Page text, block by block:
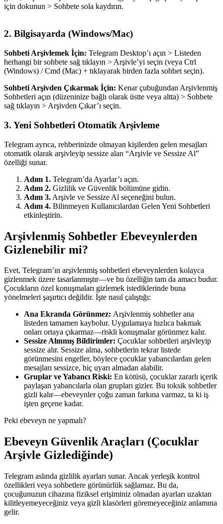
için dokunun > Sohbete sola kaydırın.
2. Bilgisayarda (Windows/Mac)
Sohbeti Arşivlemek İçin: Telegram Desktop’ı açın > Listeden
herhangi bir sohbete sağ tıklayın > Arşivle’yi seçin (veya Ctrl
(Windows) / Cmd (Mac) + tıklayarak birden fazla sohbet seçin).
Sohbeti Arşivden Çıkarmak İçin: Kenar çubuğundan Arşivlenmiş
Sohbetleri açın (düzeninize bağlı olarak üstte veya altta) > Sohbete
sağ tıklayın > Arşivden Çıkar’ı seçin.
3. Yeni Sohbetleri Otomatik Arşivleme
Telegram ayrıca, rehberinizde olmayan kişilerden gelen mesajları
otomatik olarak arşivleyip sessize alan “Arşivle ve Sessize Al”
özelliği sunar.
Adım 1. Telegram’da Ayarlar’ı açın.
Adım 2. Gizlilik ve Güvenlik bölümüne gidin.
Adım 3. Arşivle ve Sessize Al seçeneğini bulun.
Adım 4. Bilinmeyen Kullanıcılardan Gelen Yeni Sohbetleri
etkinleştirin.
Arşivlenmiş Sohbetler Ebeveynlerden
Gizlenebilir mi?
Evet, Telegram’ın arşivlenmiş sohbetleri ebeveynlerden kolayca
gizlenmek üzere tasarlanmıştır—ve bu özelliğin tam da amacı budur.
Çocukların özel konuşmaları gizlemek istediklerinde buna
yönelmeleri şaşırtıcı değildir. İşte nasıl çalıştığı:
Ana Ekranda Görünmez: Arşivlenmiş sohbetler ana
listeden tamamen kaybolur. Uygulamaya hızlıca bakmak
onları ortaya çıkarmaz—riskli konuşmalar görünmez kalır.
Sessize Alınmış Bildirimler: Çocuklar sohbetleri arşivleyip
sessize alır. Sessize alma, sohbetlerin tekrar listede
görünmesini engeller, böylece çocuklar yabancılardan gelen
mesajları sessizce, hiç uyarı almadan alabilir.
Gruplar ve Yabancı Riski: En kötüsü, çocuklar zararlı içerik
paylaşan yabancılarla olan grupları gizler. Bu toksik sohbetler
gizli kalır—ebeveynler çoğu zaman farkına varmaz, ta ki iş
işten geçene kadar.
Peki ebeveyn ne yapmalı?
Ebeveyn Güvenlik Araçları (Çocuklar
Arşivle Gizlediğinde)
Telegram aslında gizlilik ayarları sunar. Ancak yerleşik kontrol
özellikleri veya sohbetlere görünürlük sağlamaz. Bu da,
çocuğunuzun cihazına fiziksel erişiminiz olmadan ayarları uzaktan
kilitleyemeyeceğiniz veya gizli klasörleri göremeyeceğiniz anlamına
gelir.